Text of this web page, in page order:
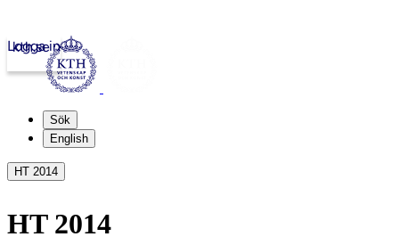
kth.se
Logga in
Sök
English
HT 2014
HT 2014